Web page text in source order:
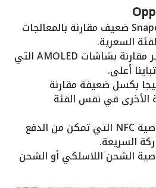
معالج Snapdragon 665 ضعيف مقارنة بالمعالجات
السعرية.
شاشة IPS LCD غير مقارنة بشاشات AMOLED التي
أعلى.
أمامية 16 ميجا بكسل ضعيفة مقارنة
الأخرى في نفس الفئة
لا يدعم الهاتف خاصية NFC التي تمكن من الدفع
السريعة.
الشحن اللاسلكي أو الشحن